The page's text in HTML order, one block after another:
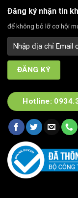
Đăng ký nhận tin
để không bỏ lỡ cơ hội
Hotline: